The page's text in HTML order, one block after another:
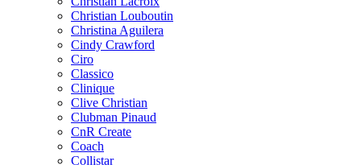
Christian Louboutin
Christina Aguilera
Cindy Crawford
Ciro
Classico
Clinique
Clive Christian
Clubman Pinaud
CnR Create
Coach
Collistar